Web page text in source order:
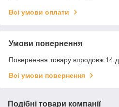
Всі умови оплати
Умови повернення
Повернення товару впродовж 14
Всі умови повернення
Подібні товари компанії